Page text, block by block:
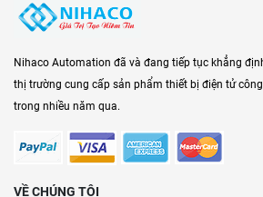
Nihaco Automation đã và đang tiếp tục khẳng
thị trường cung cấp sản phẩm thiết bị điện tử
trong nhiều năm qua.
VỀ CHÚNG TÔI